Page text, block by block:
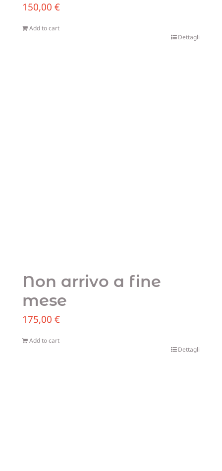
150,00 €
Add to cart
Dettagli
Non arrivo a fine
mese
175,00 €
Add to cart
Dettagli